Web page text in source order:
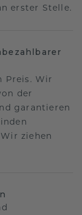
erster Stelle.
Preis. Wir
der
garantieren
ziehen